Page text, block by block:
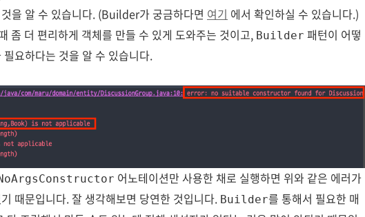
을 알 수 있습니다. (Builder가 궁금하다면 여기 에서 확인하실 수 있습니다.)
좀 더 편리하게 객체를 만들 수 있게 도와주는 것이고, Builder 패턴이 어떻
필요하다는 것을 알 수 있습니다.
어노테이션만 사용한 채로 실행하면 위와 같은 에러가
때문입니다. 잘 생각해보면 당연한 것입니다. Builder를 통해서 필요한 매